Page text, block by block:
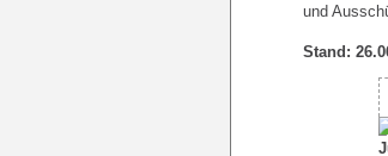
und
Stand: